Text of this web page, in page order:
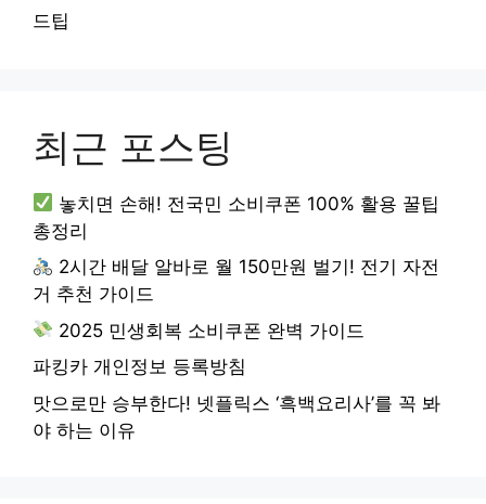
드팁
최근 포스팅
놓치면 손해! 전국민 소비쿠폰 100% 활용 꿀팁
총정리
2시간 배달 알바로 월 150만원 벌기! 전기 자전
거 추천 가이드
2025 민생회복 소비쿠폰 완벽 가이드
파킹카 개인정보 등록방침
맛으로만 승부한다! 넷플릭스 ‘흑백요리사’를 꼭 봐
야 하는 이유